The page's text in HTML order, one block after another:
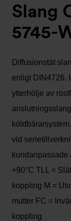
Slang
5745-
Diffusionstät
enligt DIN4726.
ytterhölje av
vid
kundanpassade
+90°C TLL =
koppling M =
mutter FC =
koppling